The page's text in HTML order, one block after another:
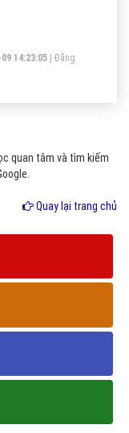
14:23:05
Đăng
quan tâm và tìm kiếm
Quay lại trang chủ